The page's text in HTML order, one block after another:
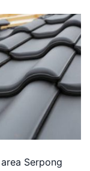
Serpong